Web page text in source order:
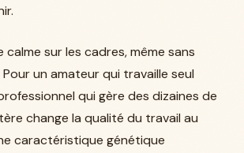
sur les cadres, même sans
un amateur qui travaille seul
qui gère des dizaines de
change la qualité du travail au
caractéristique génétique